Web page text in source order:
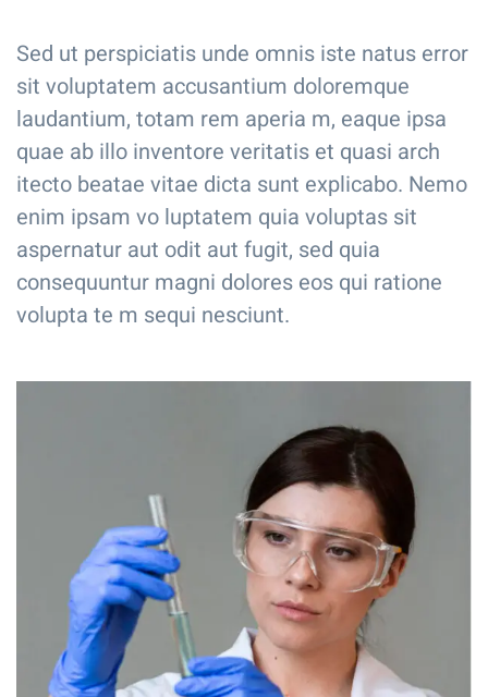
Sed ut perspiciatis unde omnis iste natus error
sit voluptatem accusantium doloremque
laudantium, totam rem aperia m, eaque ipsa
quae ab illo inventore veritatis et quasi arch
itecto beatae vitae dicta sunt explicabo. Nemo
enim ipsam vo luptatem quia voluptas sit
aspernatur aut odit aut fugit, sed quia
consequuntur magni dolores eos qui ratione
volupta te m sequi nesciunt.